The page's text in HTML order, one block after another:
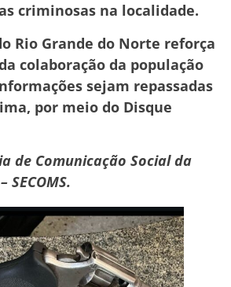
criminosas na localidade.
Rio Grande do Norte reforça
colaboração da população
sejam repassadas
por meio do Disque
de Comunicação Social da
SECOMS.